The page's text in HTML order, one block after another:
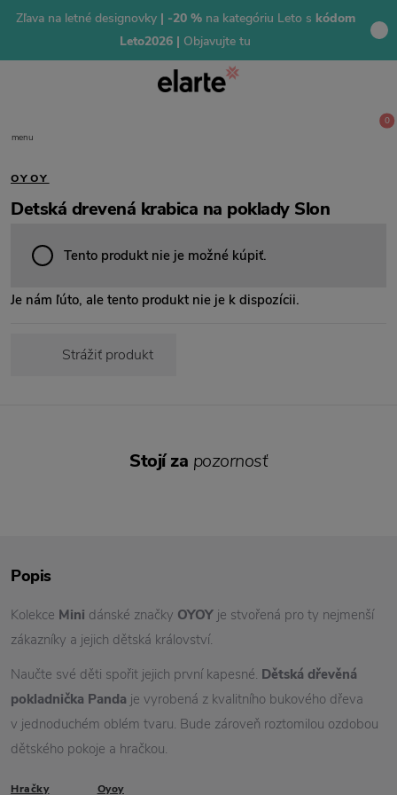
Zľava na letné designovky| -20 % na kategóriu Leto s kódom
Leto2026 | Objavujte tu
menu
0
OYOY
Detská drevená krabica na poklady Slon
Tento produkt nie je možné kúpiť.
Je nám ľúto, ale tento produkt nie je k dispozícii.
Strážiť produkt
Popis
Kolekce Mini dánské značky OYOY je stvořená pro ty nejmenší
zákazníky a jejich dětská království.
Naučte své děti spořit jejich první kapesné. Dětská dřevěná
pokladnička Panda je vyrobená z kvalitního bukového dřeva
v jednoduchém oblém tvaru. Bude zároveň roztomilou ozdobou
dětského pokoje a hračkou.
Hračky Oyoy
Stojí za pozornosť